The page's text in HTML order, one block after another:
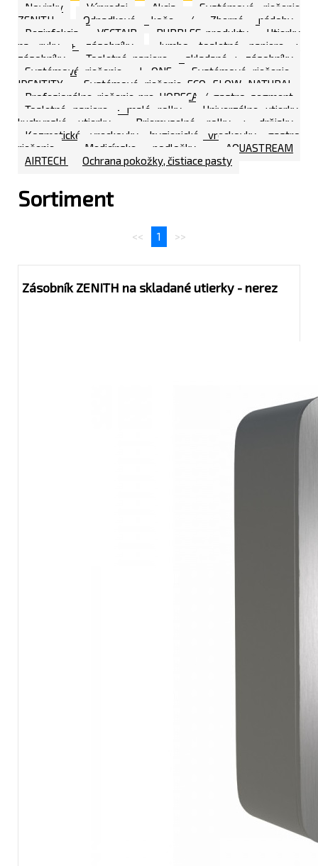
Novinky Výpredaj Akcia
Systémové riešenie
ZENITH
Odpadkové koše / Zberné nádoby
Dezinfekcia
VECTAIR BUBBLES produkty
Utierky
na ruky + zásobníky
Jumbo toaletné papiere +
zásobníky
Toaletné papiere - skladané + zásobníky
Systémové riešenie - L ONE
Systémové riešenie -
IDENTITY
Systémové riešenie ECO FLOW NATURAL
Profesionálne riešenie pre HORECA / gastro segment
Toaletné papiere - malé rolky
Univerzálne utierky,
kuchynské utierky
Priemyselné rolky + držiaky
Kozmetické vreckovky, hygienické vreckovky, gastro
riešenie
Medicínske podložky
AQUASTREAM
AIRTECH
Ochrana pokožky, čistiace pasty
Sortiment
<< 1 >>
Zásobník ZENITH na skladané utierky - nerez